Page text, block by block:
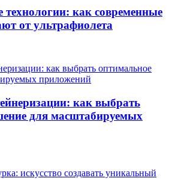
как современные
от ультрафиолета
как выбрать
для масштабируемых